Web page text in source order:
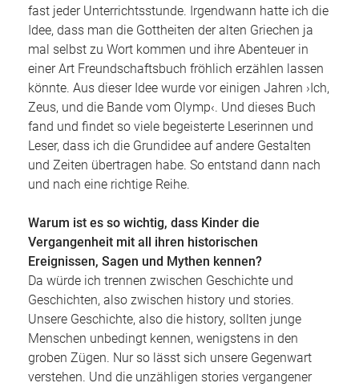
fast jeder Unterrichtsstunde. Irgendwann hatte ich die
Idee, dass man die Gottheiten der alten Griechen ja
mal selbst zu Wort kommen und ihre Abenteuer in
einer Art Freundschaftsbuch fröhlich erzählen lassen
könnte. Aus dieser Idee wurde vor einigen Jahren ›Ich,
Zeus, und die Bande vom Olymp‹. Und dieses Buch
fand und findet so viele begeisterte Leserinnen und
Leser, dass ich die Grundidee auf andere Gestalten
und Zeiten übertragen habe. So entstand dann nach
und nach eine richtige Reihe.
Warum ist es so wichtig, dass Kinder die
Vergangenheit mit all ihren historischen
Ereignissen, Sagen und Mythen kennen?
Da würde ich trennen zwischen Geschichte und
Geschichten, also zwischen history und stories.
Unsere Geschichte, also die history, sollten junge
Menschen unbedingt kennen, wenigstens in den
groben Zügen. Nur so lässt sich unsere Gegenwart
verstehen. Und die unzähligen stories vergangener